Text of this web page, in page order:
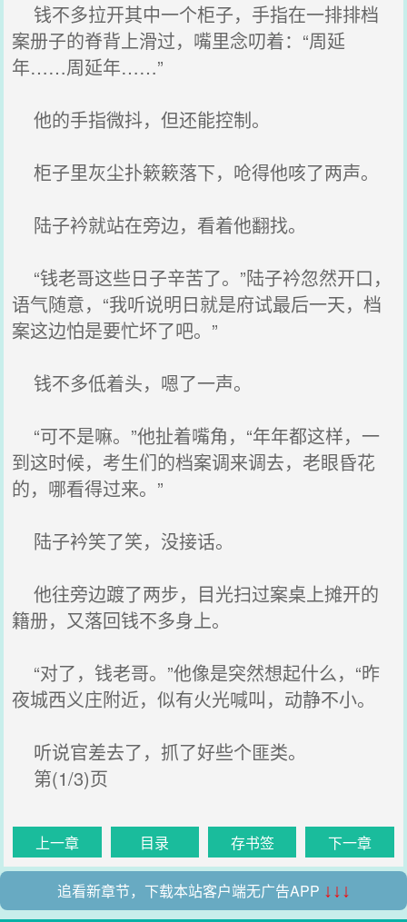
钱不多拉开其中一个柜子，手指在一排排档
案册子的脊背上滑过，嘴里念叨着：“周延
年……周延年……”
他的手指微抖，但还能控制。
柜子里灰尘扑簌簌落下，呛得他咳了两声。
陆子衿就站在旁边，看着他翻找。
“钱老哥这些日子辛苦了。”陆子衿忽然开口，
语气随意，“我听说明日就是府试最后一天，档
案这边怕是要忙坏了吧。”
钱不多低着头，嗯了一声。
“可不是嘛。”他扯着嘴角，“年年都这样，一
到这时候，考生们的档案调来调去，老眼昏花
的，哪看得过来。”
陆子衿笑了笑，没接话。
他往旁边踱了两步，目光扫过案桌上摊开的
籍册，又落回钱不多身上。
“对了，钱老哥。”他像是突然想起什么，“昨
夜城西义庄附近，似有火光喊叫，动静不小。
听说官差去了，抓了好些个匪类。
第(1/3)页
上一章 目录 存书签 下一章
追看新章节，下载本站客户端无广告APP ↓↓↓